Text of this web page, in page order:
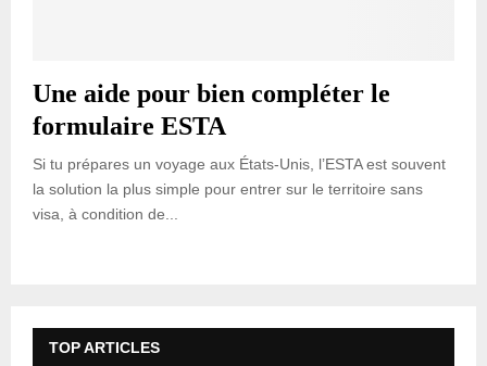
Une aide pour bien compléter le
formulaire ESTA
Si tu prépares un voyage aux États-Unis, l’ESTA est souvent
la solution la plus simple pour entrer sur le territoire sans
visa, à condition de...
TOP ARTICLES